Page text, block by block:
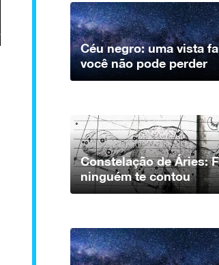
Céu negro: uma vista
você não pode perder
Constelação de Áries:
ninguém te contou